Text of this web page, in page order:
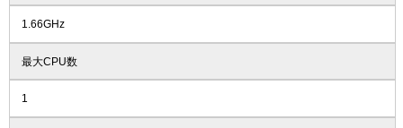
1.66GHz
最大CPU数
1